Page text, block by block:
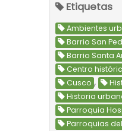
Etiquetas
Ambientes
Barrio San
Barrio Santa
Centro
Cusco ,
Historia
Parroquia
Parroquias